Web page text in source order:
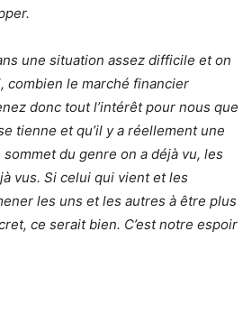
une situation assez difficile et on
combien le marché financier
donc tout l’intérêt pour nous que
tienne et qu’il y a réellement une
du genre on a déjà vu, les
vus. Si celui qui vient et les
les uns et les autres à être plus
ce serait bien. C’est notre espoir